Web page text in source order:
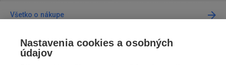
Všetko o nákupe
Predajne
Nastavenia cookies a osobných
údajov